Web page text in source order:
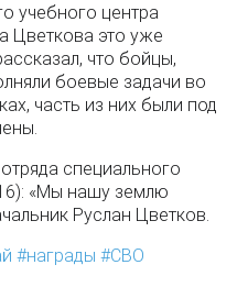
учебного центра
Цветкова это уже
что бойцы,
боевые задачи во
часть из них были под
специального
«Мы нашу землю
Руслан Цветков.
награды СВО